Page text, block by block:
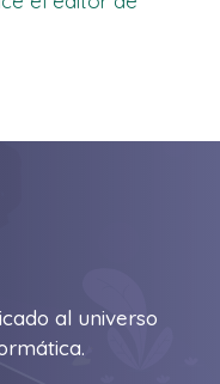
al universo